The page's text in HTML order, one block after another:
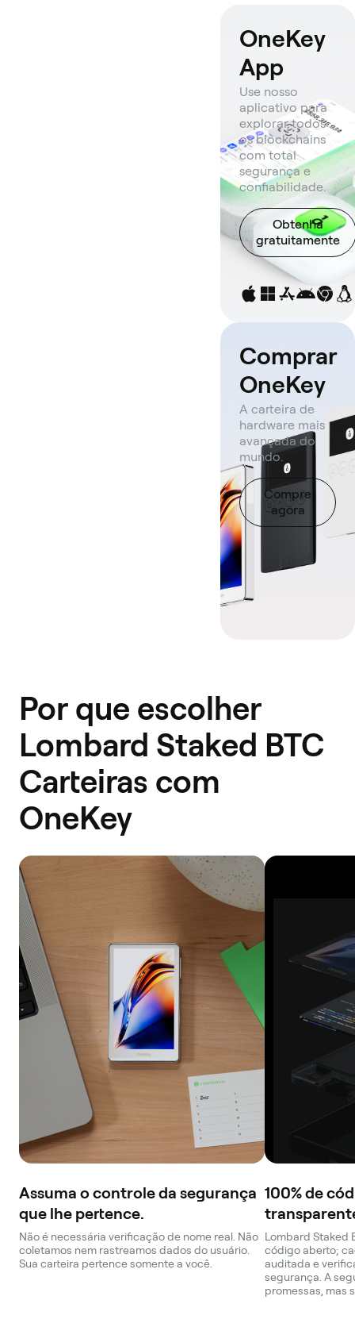
OneKey
App
Use nosso
aplicativo para
explorar todos
os blockchains
com total
segurança e
confiabilidade.
Obtenha
gratuitamente
Comprar
OneKey
A carteira de
hardware mais
avançada do
mundo.
Compre
agora
Por que escolher
Lombard Staked BTC
Carteiras com
OneKey
Assuma o controle da segurança
que lhe pertence.
Não é necessária verificação de nome real. Não
coletamos nem rastreamos dados do usuário.
Sua carteira pertence somente a você.
100% de
Lombard Staked
código aberto;
auditada e
segurança. A
promessas, mas